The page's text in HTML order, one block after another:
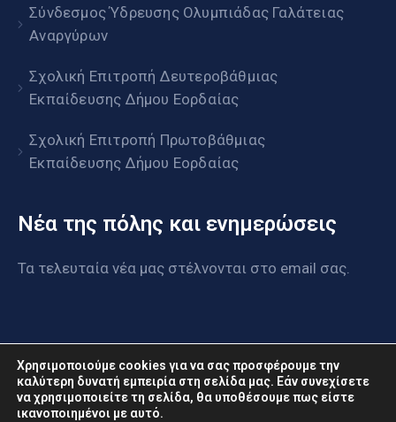
Σύνδεσμος Ύδρευσης Ολυμπιάδας Γαλάτειας
Αναργύρων
Σχολική Επιτροπή Δευτεροβάθμιας
Εκπαίδευσης Δήμου Εορδαίας
Σχολική Επιτροπή Πρωτοβάθμιας
Εκπαίδευσης Δήμου Εορδαίας
Νέα της πόλης και ενημερώσεις
Τα τελευταία νέα μας στέλνονται στο email σας.
www.eordaia.gov.gr © 2022. Με επιφύλαξη παντός
Χρησιμοποιούμε cookies για να σας προσφέρουμε την
καλύτερη δυνατή εμπειρία στη σελίδα μας. Εάν συνεχίσετε
να χρησιμοποιείτε τη σελίδα, θα υποθέσουμε πως είστε
ικανοποιημένοι με αυτό.